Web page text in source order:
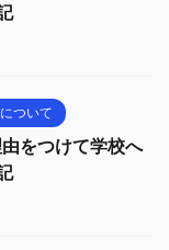
ついて
をつけて学校へ